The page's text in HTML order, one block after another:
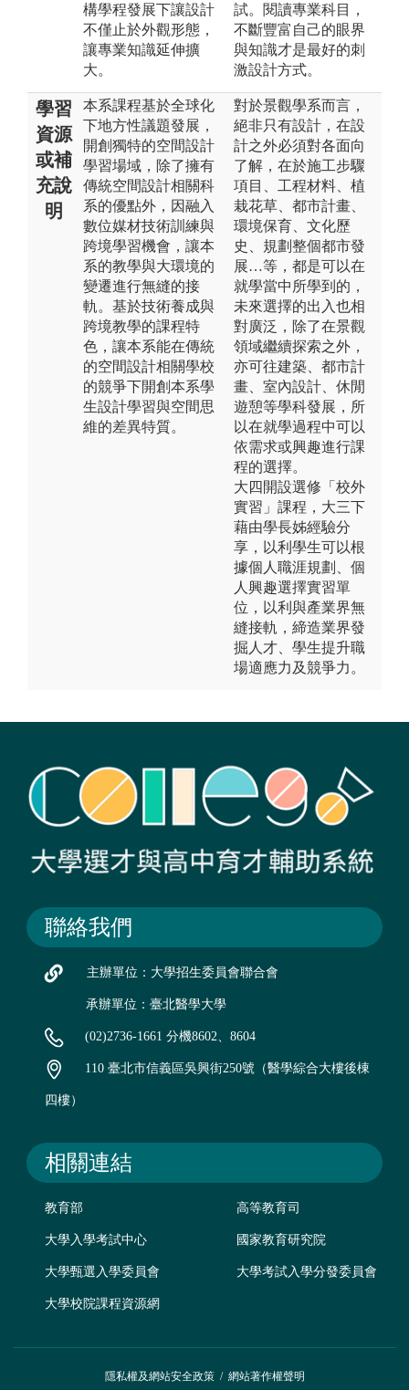
構學程發展下讓設計
不僅止於外觀形態，
讓專業知識延伸擴
大。
試。閱讀專業科目，
不斷豐富自己的眼界
與知識才是最好的刺
激設計方式。
學習
資源
或補
充說
明
本系課程基於全球化
下地方性議題發展，
開創獨特的空間設計
學習場域，除了擁有
傳統空間設計相關科
系的優點外，因融入
數位媒材技術訓練與
跨境學習機會，讓本
系的教學與大環境的
變遷進行無縫的接
軌。基於技術養成與
跨境教學的課程特
色，讓本系能在傳統
的空間設計相關學校
的競爭下開創本系學
生設計學習與空間思
維的差異特質。
對於景觀學系而言，
絕非只有設計，在設
計之外必須對各面向
了解，在於施工步驟
項目、工程材料、植
栽花草、都市計畫、
環境保育、文化歷
史、規劃整個都市發
展…等，都是可以在
就學當中所學到的，
未來選擇的出入也相
對廣泛，除了在景觀
領域繼續探索之外，
亦可往建築、都市計
畫、室內設計、休閒
遊憩等學科發展，所
以在就學過程中可以
依需求或興趣進行課
程的選擇。
大四開設選修「校外
實習」課程，大三下
藉由學長姊經驗分
享，以利學生可以根
據個人職涯規劃、個
人興趣選擇實習單
位，以利與產業界無
縫接軌，締造業界發
掘人才、學生提升職
場適應力及競爭力。
聯絡我們
主辦單位：大學招生委員會聯合會
承辦單位：臺北醫學大學
(02)2736-1661 分機8602、8604
110 臺北市信義區吳興街250號（醫學綜合大樓後棟
四樓）
相關連結
教育部 高等教育司
大學入學考試中心 國家教育研究院
大學甄選入學委員會 大學考試入學分發委員會
大學校院課程資源網
隱私權及網站安全政策/ 網站著作權聲明